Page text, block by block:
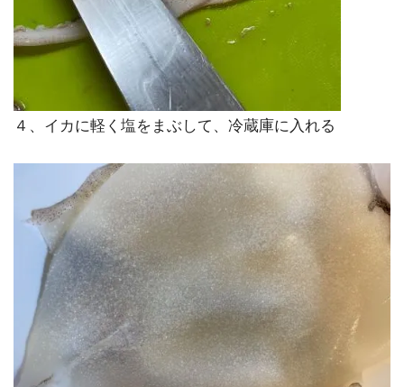
４、イカに軽く塩をまぶして、冷蔵庫に入れる